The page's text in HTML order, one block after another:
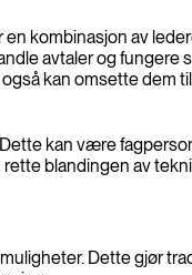
kombinasjon av
avtaler og
kan omsette dem
kan være
blandingen av
Dette gjør